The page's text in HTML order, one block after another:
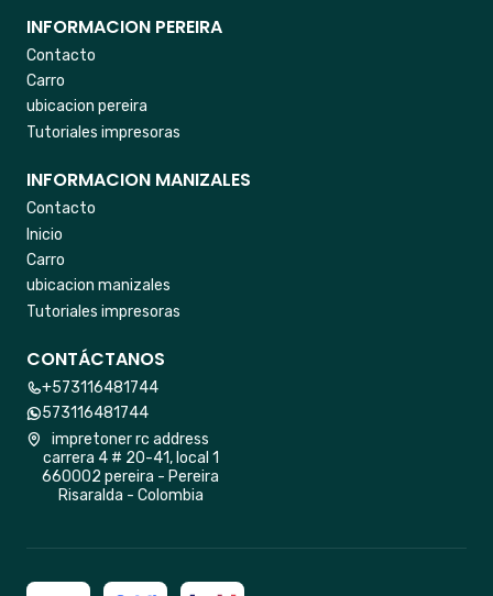
INFORMACION PEREIRA
Contacto
Carro
ubicacion pereira
Tutoriales impresoras
INFORMACION MANIZALES
Contacto
Inicio
Carro
ubicacion manizales
Tutoriales impresoras
CONTÁCTANOS
+573116481744
573116481744
impretoner rc address
carrera 4 # 20-41, local 1
660002 pereira - Pereira
Risaralda - Colombia